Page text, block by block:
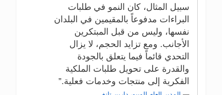
سبيل المثال، كان النمو في طلبات
البراءات مدفوعاً بالمقيمين في البلدان
نفسها، وليس من قبل المبتكرين
الأجانب. ومع تزايد الحجم، لا يزال
التحدي قائماً فيما يتعلق بالجودة
والقدرة على تحويل طلبات الملكية
الفكرية إلى منتجات وخدمات فعلية.